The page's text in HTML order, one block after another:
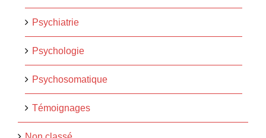
Psychiatrie
Psychologie
Psychosomatique
Témoignages